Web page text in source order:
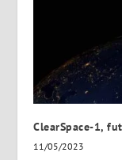
ClearSpace-1,
11/05/2023